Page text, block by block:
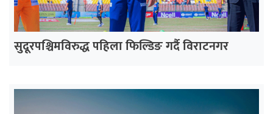
सुदूरपश्चिमविरुद्ध पहिला फिल्डिङ गर्दै विराटनगर